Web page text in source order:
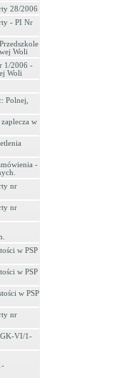
28/2006
- PI Nr
Woli
1/2006 -
Woli
Polnej,
w
-
nr
nr
w PSP
w PSP
w PSP
nr
GK-VI/1-